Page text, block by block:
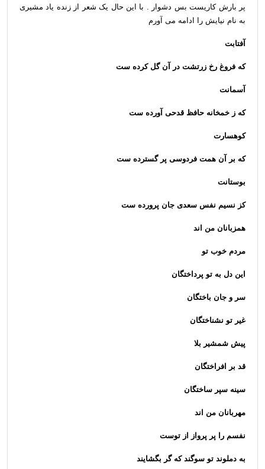
پر بارش کاریست بس دشوار . با این حال یک شعر از زنده یاد مشیری
به نام نیایش را ادامه می آورم
آفتابت
که فروغ رخ زرتشت در آن گل کرده ست
آسمانت
که ز خمخانه حافظ قدحی آورده ست
کوهسارت
که بر آن همت فردوسی پر گسترده ست
بوستانت
کز نسیم نفس سعدی جان پرورده ست
همزبانان من اند
مردم خوب تو
این دل به تو پرداختگان
سر و جان باختگان
غیر تو نشناختگان
پیش شمشیر بلا
قد بر افراختگان
سینه سپر ساختگان
مهربانان من اند
نفسم را پر پرواز از توست
به دملوند تو سوگند که گر بگشایند